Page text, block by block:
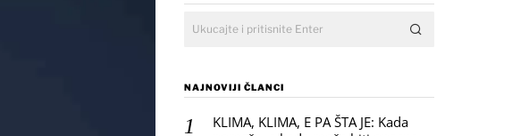
NAJNOVIJI ČLANCI
KLIMA, KLIMA, E PA ŠTA JE: Kada